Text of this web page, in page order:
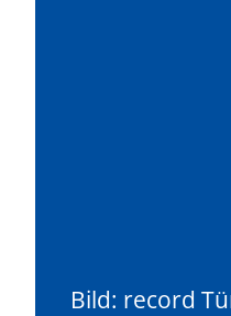
Bild: record